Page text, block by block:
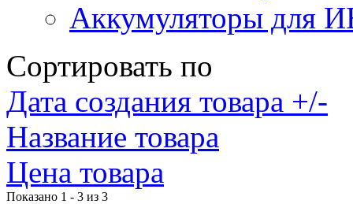
Аккумуляторы для
Сортировать по
Дата создания товара +/-
Название товара
Цена товара
Показано 1 - 3 из 3